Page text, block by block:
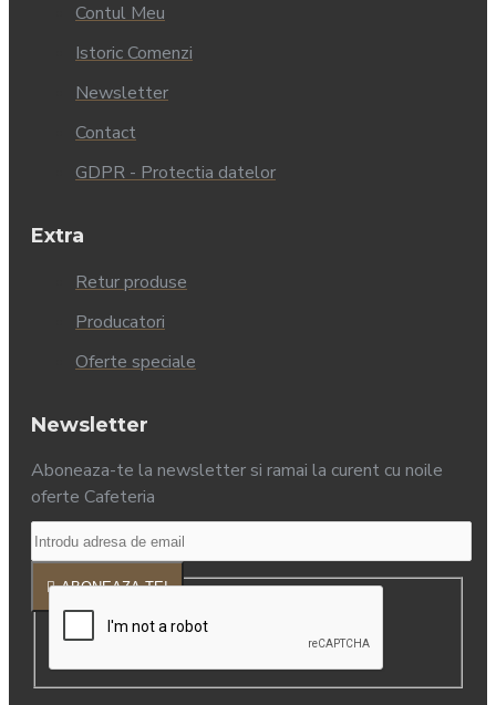
Contul Meu
Istoric Comenzi
Newsletter
Contact
GDPR - Protectia datelor
Extra
Retur produse
Producatori
Oferte speciale
Newsletter
Aboneaza-te la newsletter si ramai la curent cu noile
oferte Cafeteria
ABONEAZA-TE!